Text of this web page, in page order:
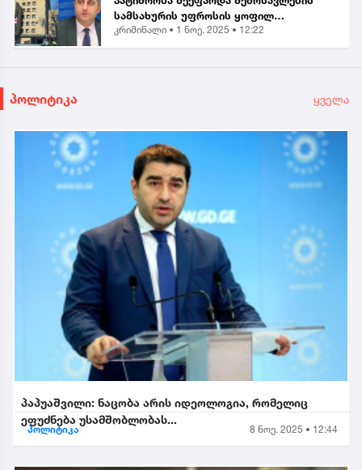
სამსახურის უფროსის ყოფილ
მოადგილეს - ვლადიმერ ხუნდაძეს...
კრიმინალი • 1 ნოე. 2025 • 12:22
პოლიტიკა ყველა
პაპუაშვილი: ნაცობა არის იდეოლოგია, რომელიც
ეფუძნება უსამშობლობას...
პოლიტიკა 8 ნოე. 2025 • 12:44